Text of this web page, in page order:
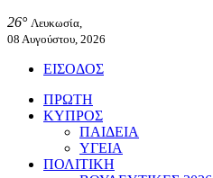
26° Λευκωσία,
08 Αυγούστου, 2026
ΕΙΣΟΔΟΣ
ΠΡΩΤΗ
ΚΥΠΡΟΣ
ΠΑΙΔΕΙΑ
ΥΓΕΙΑ
ΠΟΛΙΤΙΚΗ